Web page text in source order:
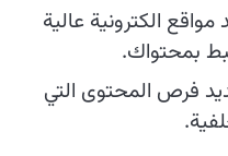
مواقع الكترونية عالية
بمحتواك.
فرص المحتوى التي